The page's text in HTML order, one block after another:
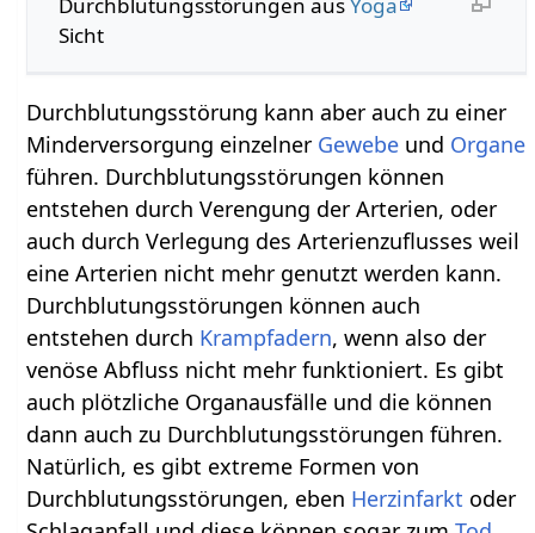
Durchblutungsstörungen ausYoga
Sicht
Durchblutungsstörung kann aber auch zu einer
Minderversorgung einzelner Gewebe und Organe
führen. Durchblutungsstörungen können
entstehen durch Verengung der Arterien, oder
auch durch Verlegung des Arterienzuflusses weil
eine Arterien nicht mehr genutzt werden kann.
Durchblutungsstörungen können auch
entstehen durch Krampfadern, wenn also der
venöse Abfluss nicht mehr funktioniert. Es gibt
auch plötzliche Organausfälle und die können
dann auch zu Durchblutungsstörungen führen.
Natürlich, es gibt extreme Formen von
Durchblutungsstörungen, eben Herzinfarkt oder